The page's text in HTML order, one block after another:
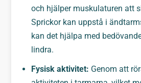
och hjälper muskulaturen att
Sprickor kan uppstå i
kan det hjälpa med
lindra.
Fysisk aktivitet: Genom att